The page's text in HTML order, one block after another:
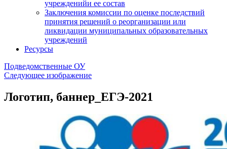
учрежденийи ее состав
Заключения комиссии по оценке последствий
принятия решений о реорганизации или
ликвидации муниципальных образовательных
учреждений
Ресурсы
Подведомственные ОУ
Следующее изображение
Логотип, баннер_ЕГЭ-2021